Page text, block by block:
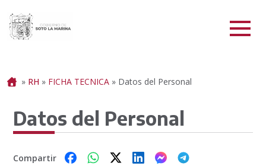
Portada
» RH » FICHA TECNICA » Datos del Personal
Datos del Personal
Compartir